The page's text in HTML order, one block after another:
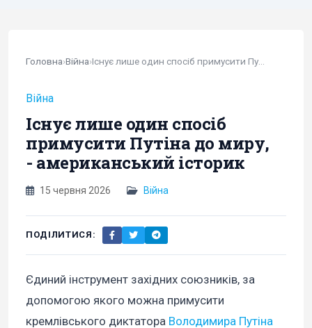
Головна›Війна›
Війна
Існує лише один спосіб
примусити Путіна до миру,
- американський історик
15 червня 2026 Війна
ПОДІЛИТИСЯ:
Єдиний інструмент західних союзників, за
допомогою якого можна примусити
кремлівського диктатора Володимира Путіна